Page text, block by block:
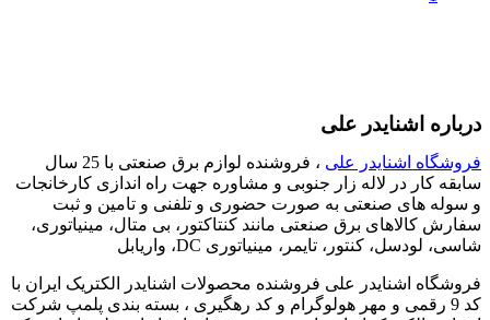
درباره اشنایدر علی
فروشگاه اشنایدر علی
، فروشنده لوازم برق صنعتی با 25 سال
سابقه کار در لاله زار جنوبی و مشاوره جهت راه اندازی کارخانجات
و سوله های صنعتی به صورت حضوری و تلفنی و تامین و ثبت
سفارش کالاهای برق صنعتی مانند کنتاکتور، بی متال، مینیاتوری،
شاسی، لودسل، کنتور، تایمر، مینیاتوری DC، واریابل
فروشگاه اشنایدر علی فروشنده محصولات اشنایدر الکتریک ایران با
کد 9 رقمی و مهر هولوگرام و کد رهگیری ، بسته بندی پلمپ شرکت